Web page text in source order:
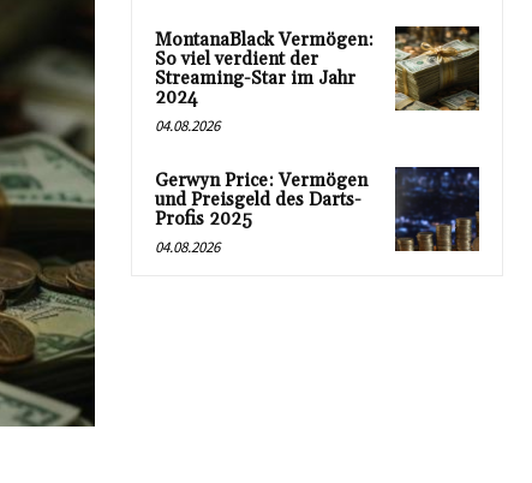
MontanaBlack Vermögen:
So viel verdient der
Streaming-Star im Jahr
2024
04.08.2026
Gerwyn Price: Vermögen
und Preisgeld des Darts-
Profis 2025
04.08.2026